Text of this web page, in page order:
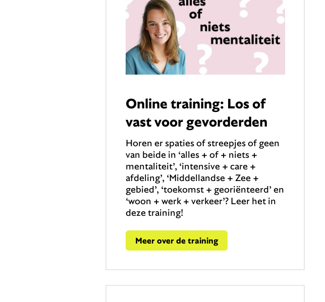
Online training: Los of
vast voor gevorderden
Horen er spaties of streepjes of geen
van beide in ‘alles + of + niets +
mentaliteit’, ‘intensive + care +
afdeling’, ‘Middellandse + Zee +
gebied’, ‘toekomst + georiënteerd’ en
‘woon + werk + verkeer’? Leer het in
deze training!
Meer over de training